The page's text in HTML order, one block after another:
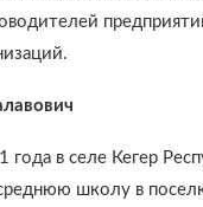
года в селе Кегер
школу в